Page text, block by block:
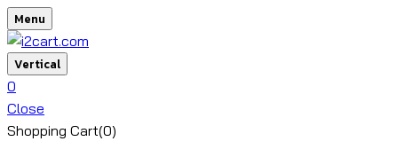
Menu
Vertical
0
Close
Shopping Cart(0)